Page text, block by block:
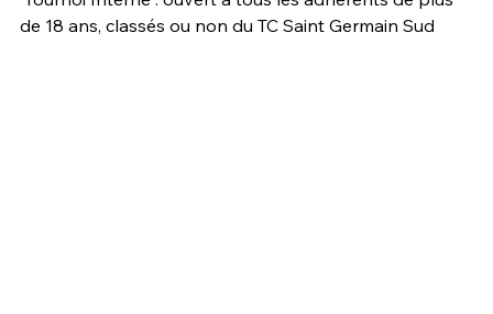
de 18 ans, classés ou non du TC Saint Germain Sud